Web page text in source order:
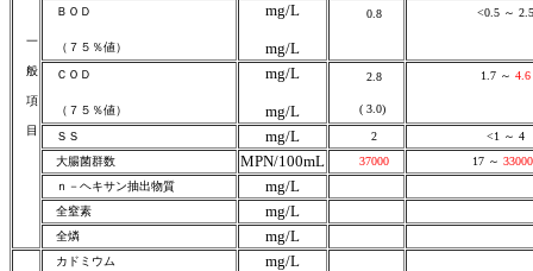
一
般
項
目
ＢＯＤ
（７５％値）
mg/L
mg/L
0.8 <0.5 ～ 2.5
ＣＯＤ
（７５％値）
mg/L
mg/L
2.8
( 3.0)
1.7 ～ 4.6
ＳＳ mg/L 2
<1 ～ 4
大腸菌群数
MPN/100mL 37000 17 ～
ｎ－ヘキサン抽出物質
mg/L
全窒素 mg/L
全燐 mg/L
カドミウム mg/L